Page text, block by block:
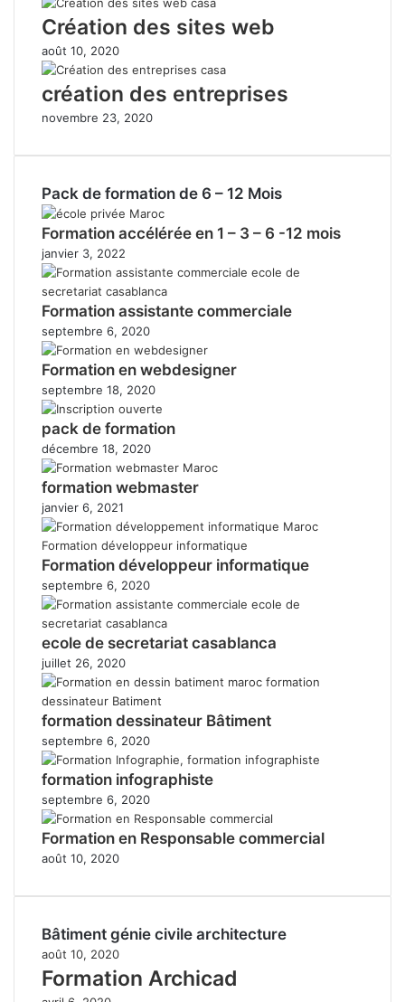
Création des sites web
août 10, 2020
création des entreprises
novembre 23, 2020
Pack de formation de 6 – 12 Mois
Formation accélérée en 1 – 3 – 6 -12 mois
janvier 3, 2022
Formation assistante commerciale
septembre 6, 2020
Formation en webdesigner
septembre 18, 2020
pack de formation
décembre 18, 2020
formation webmaster
janvier 6, 2021
Formation développeur informatique
septembre 6, 2020
ecole de secretariat casablanca
juillet 26, 2020
formation dessinateur Bâtiment
septembre 6, 2020
formation infographiste
septembre 6, 2020
Formation en Responsable commercial
août 10, 2020
Bâtiment génie civile architecture
août 10, 2020
Formation Archicad